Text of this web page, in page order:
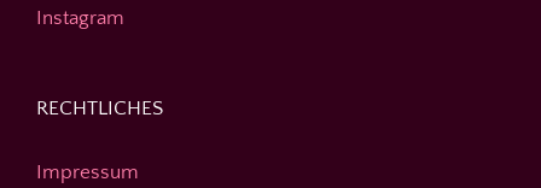
Instagram
RECHTLICHES
Impressum